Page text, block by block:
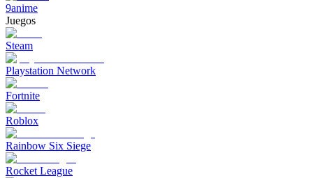
9anime
Juegos
Steam
Playstation Network
Fortnite
Roblox
Rainbow Six Siege
Rocket League